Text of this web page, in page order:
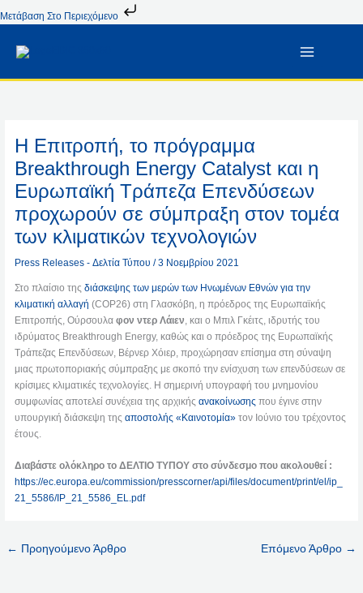
Μετάβαση Στο Περιεχόμενο
Στο
Η Επιτροπή, το πρόγραμμα
Breakthrough Energy Catalyst και η
Ευρωπαϊκή Τράπεζα Επενδύσεων
προχωρούν σε σύμπραξη στον τομέα
των κλιματικών τεχνολογιών
Press Releases - Δελτία Τύπου /3 Νοεμβρίου 2021
Στο πλαίσιο τηςδιάσκεψης των μερών των Ηνωμένων Εθνών για την
κλιματική αλλαγή (COP26) στη Γλασκόβη, η πρόεδρος της Ευρωπαϊκής
Επιτροπής, Ούρσουλαφον ντερ Λάιεν, και ο Μπιλ Γκέιτς, ιδρυτής του
ιδρύματος Breakthrough Energy, καθώς και ο πρόεδρος της Ευρωπαϊκής
Τράπεζας Επενδύσεων, Βέρνερ Χόιερ, προχώρησαν επίσημα στη σύναψη
μιας πρωτοποριακής σύμπραξης με σκοπό την ενίσχυση των επενδύσεων σε
κρίσιμες κλιματικές τεχνολογίες. Η σημερινή υπογραφή του μνημονίου
συμφωνίας αποτελεί συνέχεια της αρχικήςανακοίνωσης που έγινε στην
υπουργική διάσκεψη τηςαποστολής «Καινοτομία» τον Ιούνιο του τρέχοντος
έτους.
Διαβάστε ολόκληρο το ΔΕΛΤΙΟ ΤΥΠΟΥ στο σύνδεσμο που ακολουθεί :
https://ec.europa.eu/commission/presscorner/api/files/document/print/el/ip_
21_5586/IP_21_5586_EL.pdf
← Προηγούμενο Άρθρο Επόμενο Άρθρο →